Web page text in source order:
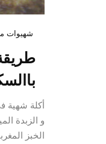
شهيوات
أكلة شهية
و الزبدة
الخبز